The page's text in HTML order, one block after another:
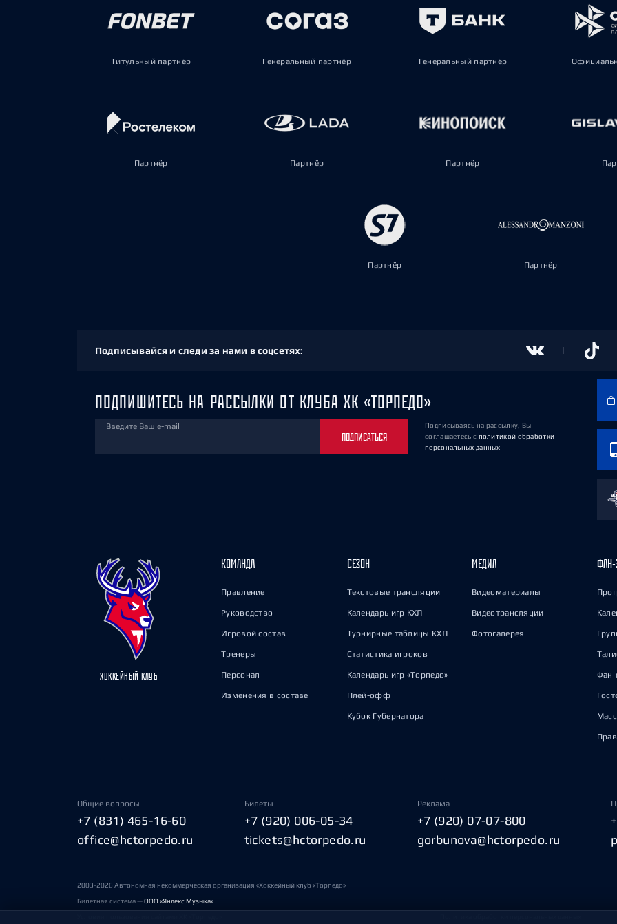
Титульный партнёр Генеральный партнёр Генеральный партнёр
Партнёр Партнёр Партнёр
Партнёр Партнёр
Подписывайся и следи за нами в соцсетях:
ПОДПИШИТЕСЬ НА РАССЫЛКИ ОТ КЛУБА ХК «ТОРПЕДО»
Введите Ваш e-mail
ПОДПИСАТЬСЯ
Подписываясь на рассылку, Вы
соглашаетесь с политикой обработки
персональных данных
ХОККЕЙНЫЙ КЛУБ
КОМАНДА
Правление
Руководство
Игровой состав
Тренеры
Персонал
Изменения в составе
СЕЗОН
Текстовые трансляции
Календарь игр КХЛ
Турнирные таблицы КХЛ
Статистика игроков
Календарь игр «Торпедо»
Плей-офф
Кубок Губернатора
МЕДИА
Видеоматериалы
Видеотрансляции
Фотогалерея
ФАН-
Фан-
Общие вопросы
+7 (831) 465-16-60
office@hctorpedo.ru
Билеты
+7 (920) 006-05-34
tickets@hctorpedo.ru
Реклама
+7 (920) 07-07-800
gorbunova@hctorpedo.ru
2003-2026 Автономная некоммерческая организация «Хоккейный клуб «Торпедо»
Билетная система —ООО «Яндекс Музыка»